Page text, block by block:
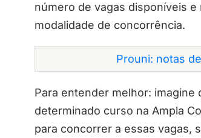
número de vagas disponíveis
modalidade de concorrência.
Prouni: notas
Para entender melhor: imagine
determinado curso na Ampla
para concorrer a essas vagas,